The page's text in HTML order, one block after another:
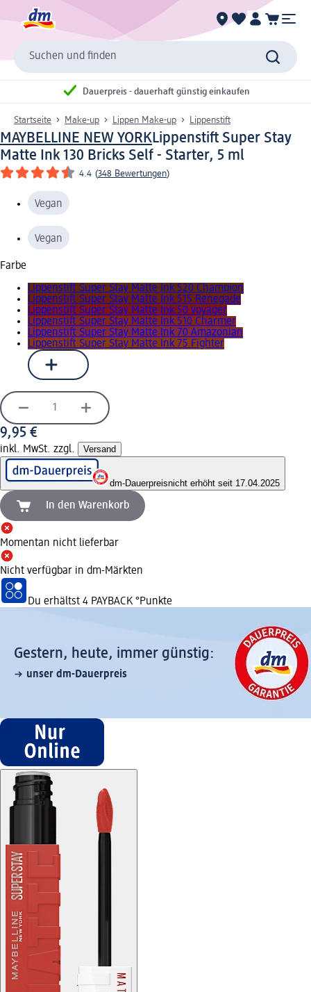
Suchen und finden
Dauerpreis - dauerhaft günstig einkaufen
Startseite Make-up Lippen Make-up Lippenstift
MAYBELLINE NEW YORKLippenstift Super Stay
Matte Ink 130 Bricks Self - Starter, 5 ml
4.4 (348 Bewertungen)
Vegan
Vegan
Farbe
Lippenstift Super Stay Matte Ink 520 Champion
Lippenstift Super Stay Matte Ink 515 Renegade
Lippenstift Super Stay Matte Ink 50 voyager
Lippenstift Super Stay Matte Ink 510 Charmer
Lippenstift Super Stay Matte Ink 70 Amazonian
Lippenstift Super Stay Matte Ink 75 Fighter
9,95 €
inkl. MwSt. zzgl. Versand
dm-Dauerpreisnicht erhöht seit 17.04.2025
In den Warenkorb
Momentan nicht lieferbar
Nicht verfügbar in dm-Märkten
Du erhältst 4 PAYBACK °Punkte
Gestern, heute, immer günstig:
unser dm-Dauerpreis